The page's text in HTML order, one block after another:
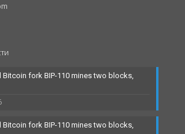
Bitcoin fork BIP-110 mines two blocks,
Bitcoin fork BIP-110 mines two blocks,